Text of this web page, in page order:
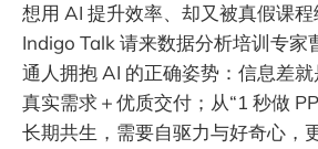
想用 AI 提升效率、却又被真假课
Indigo Talk 请来数据分析培训专家
通人拥抱 AI 的正确姿势：信息差
真实需求＋优质交付；从“1 秒做
长期共生，需要自驱力与好奇心，